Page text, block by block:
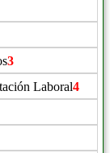
3
Laboral4